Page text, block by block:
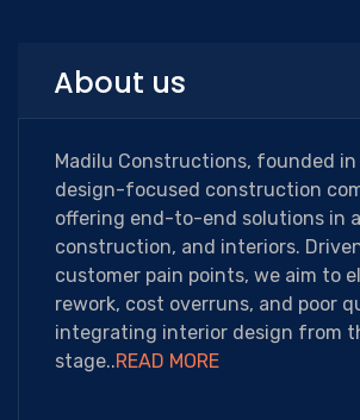
About us
Madilu Constructions, founded in
design-focused construction
offering end-to-end solutions in
construction, and interiors.
customer pain points, we aim to
rework, cost overruns, and poor
integrating interior design from
stage..READ MORE